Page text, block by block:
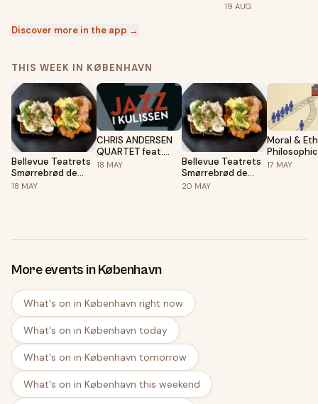
19 AUG
Discover more in the app →
THIS WEEK IN KØBENHAVN
Bellevue Teatrets
Smørrebrød de
Luxe før Jazz i
18 MAY
CHRIS ANDERSEN
QUARTET feat.
VANISHA GOULD -
18 MAY
Bellevue Teatrets
Smørrebrød de
Luxe før
20 MAY
Moral &
Dilemmas!
17 MAY
More events in København
What's on in København right now
What's on in København today
What's on in København tomorrow
What's on in København this weekend